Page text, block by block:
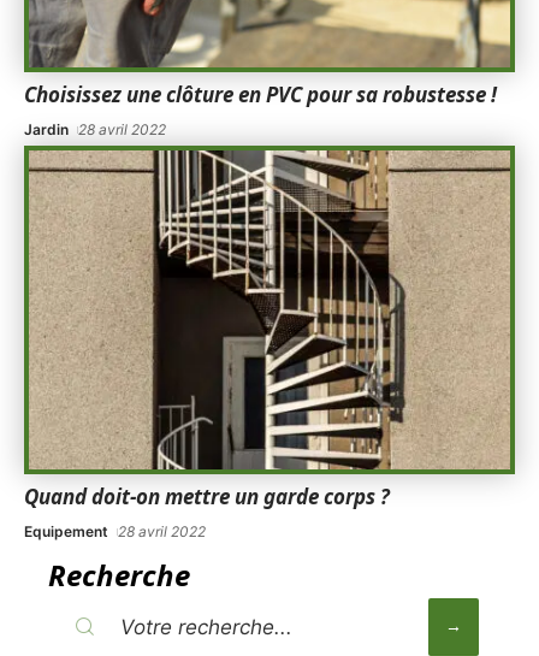
Choisissez une clôture en PVC pour sa robustesse !
Jardin 28 avril 2022
Quand doit-on mettre un garde corps ?
Equipement 28 avril 2022
Recherche